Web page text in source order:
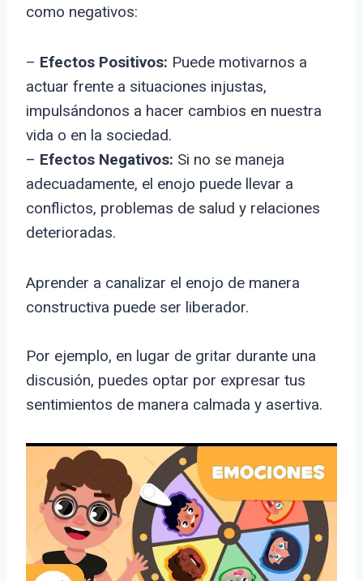
como negativos:
– Efectos Positivos: Puede motivarnos a
actuar frente a situaciones injustas,
impulsándonos a hacer cambios en nuestra
vida o en la sociedad.
– Efectos Negativos: Si no se maneja
adecuadamente, el enojo puede llevar a
conflictos, problemas de salud y relaciones
deterioradas.
Aprender a canalizar el enojo de manera
constructiva puede ser liberador.
Por ejemplo, en lugar de gritar durante una
discusión, puedes optar por expresar tus
sentimientos de manera calmada y asertiva.